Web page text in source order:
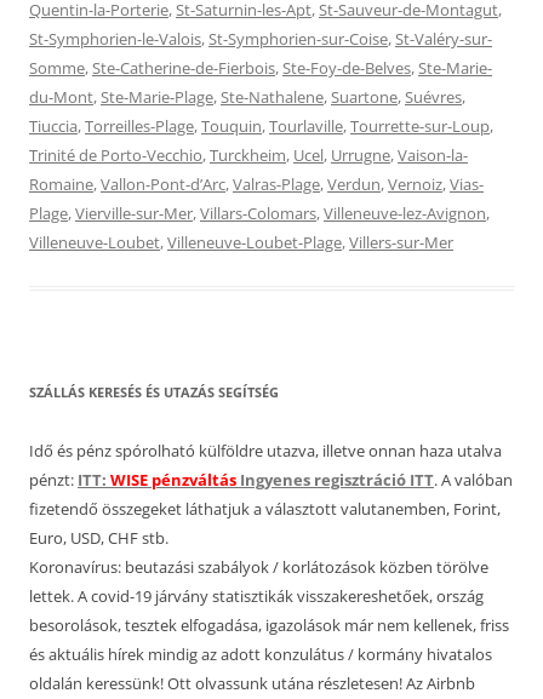
Quentin-la-Porterie,St-Saturnin-les-Apt,St-Sauveur-de-Montagut,
St-Symphorien-le-Valois,St-Symphorien-sur-Coise,St-Valéry-sur-
Somme,Ste-Catherine-de-Fierbois,Ste-Foy-de-Belves,Ste-Marie-
du-Mont,Ste-Marie-Plage,Ste-Nathalene,Suartone,Suévres,
Tiuccia,Torreilles-Plage,Touquin,Tourlaville,Tourrette-sur-Loup,
Trinité de Porto-Vecchio,Turckheim, Ucel, Urrugne,Vaison-la-
Romaine,Vallon-Pont-d’Arc,Valras-Plage,Verdun,Vernoiz,Vias-
Plage,Vierville-sur-Mer,Villars-Colomars,Villeneuve-lez-Avignon,
Villeneuve-Loubet,Villeneuve-Loubet-Plage,Villers-sur-Mer
SZÁLLÁS KERESÉS ÉS UTAZÁS SEGÍTSÉG
Idő és pénz spórolható külföldre utazva, illetve onnan haza utalva
pénzt: ITT: WISE pénzváltás Ingyenes regisztráció ITT. A valóban
fizetendő összegeket láthatjuk a választott valutanemben, Forint,
Euro, USD, CHF stb.
Koronavírus: beutazási szabályok / korlátozások közben törölve
lettek. A covid-19 járvány statisztikák visszakereshetőek, ország
besorolások, tesztek elfogadása, igazolások már nem kellenek, friss
és aktuális hírek mindig az adott konzulátus / kormány hivatalos
oldalán keressünk! Ott olvassunk utána részletesen! Az Airbnb